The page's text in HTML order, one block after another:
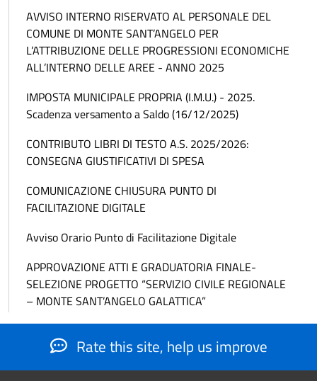
AVVISO INTERNO RISERVATO AL PERSONALE DEL
COMUNE DI MONTE SANT’ANGELO PER
L’ATTRIBUZIONE DELLE PROGRESSIONI ECONOMICHE
ALL’INTERNO DELLE AREE - ANNO 2025
IMPOSTA MUNICIPALE PROPRIA (I.M.U.) - 2025.
Scadenza versamento a Saldo (16/12/2025)
CONTRIBUTO LIBRI DI TESTO A.S. 2025/2026:
CONSEGNA GIUSTIFICATIVI DI SPESA
COMUNICAZIONE CHIUSURA PUNTO DI
FACILITAZIONE DIGITALE
Avviso Orario Punto di Facilitazione Digitale
APPROVAZIONE ATTI E GRADUATORIA FINALE-
SELEZIONE PROGETTO “SERVIZIO CIVILE REGIONALE
– MONTE SANT’ANGELO GALATTICA”
Rate this site, help us improve